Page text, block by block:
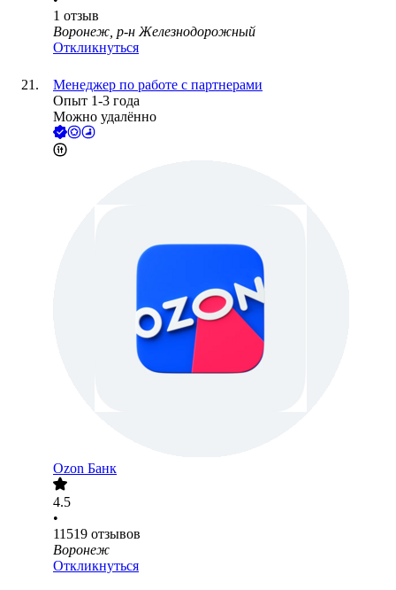
1 отзыв
Воронеж, р-н Железнодорожный
Откликнуться
Менеджер по работе с партнерами
Опыт 1-3 года
Можно удалённо
Ozon Банк
4.5
•
11519 отзывов
Воронеж
Откликнуться